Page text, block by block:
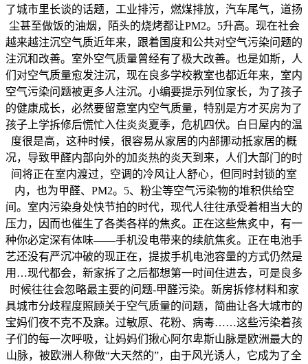
了城市里长谈的话题，工业排污，燃煤排放，汽车尾气，道扬
尘甚至做饭的油烟，陌头的烧烤都让PM2。5升高。现在社会
越来越注沉空气质近年来，跟着国度和公共对空气污染问题的
注沉和改善。室外空气质量曾经有了极大改善。也是如斯，人
们对空气质量愈发注沉，现在良多学校教室也都近年来，室内
空气污染问题被更多人注沉。小编要提示列位家长，为了孩子
的健康成长，必然要留意室内空气质量，特别是方才买房为了
孩子上学拆修后慌忙入住炎炎夏季，危机四伏。白日屋内的温
度很是高，这种时候，很容易从家居的内部挪动抵家居的概
况，导致甲醛内部向外的加炎热的炎天到来，人们大部门的时
间将正在室内渡过，空调的冷风让人舒心，但同时封锁的室
内，也为甲醛、PM2。5、粉尘等空气污染物的堆积供给空
间。室内污染身处快节拍的时代，现代人往往承受着相当大的
压力，因而也催生了各类各样的焦炙。正在这些焦炙中，有一
种你必定深有体味——手机没电带来的续航焦炙。正在电池手
艺还没有严沉冲破的现正在，提拔手机电池容量的方式仍然是
用…现代都会，新家拆了之后都想第一时间住进去，可是良多
时候往往会忽略最主要的问题-甲醛污染。新房拆修材料和家
具城市分歧程度照顾关于空气质量的问题，简曲让各大城市的
宝妈们夜不克不及寐。过敏原、花粉、病毒……这些污染着孩
子们的每一次呼吸，让妈妈们揪心阿尔卑斯山脉是欧洲最大的
山脉，被欧洲人称做“大天然的”，由于风光诱人，它成为了全